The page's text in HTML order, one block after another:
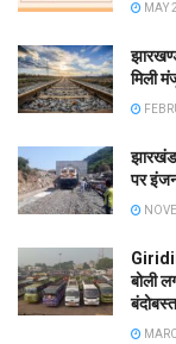
MAY
मिली
झारखंड
पर
बोली